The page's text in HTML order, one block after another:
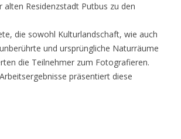
alten Residenzstadt Putbus zu den
die sowohl Kulturlandschaft, wie auch
und ursprüngliche Naturräume
die Teilnehmer zum Fotografieren.
präsentiert diese